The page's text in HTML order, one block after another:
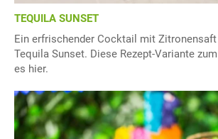
TEQUILA SUNSET
Ein erfrischender Cocktail mit
Tequila Sunset. Diese Rezept-Variante
es hier.